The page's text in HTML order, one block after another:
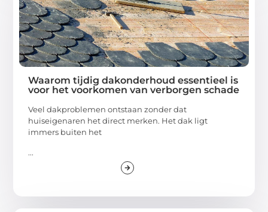
Waarom tijdig dakonderhoud essentieel is
voor het voorkomen van verborgen schade
Veel dakproblemen ontstaan zonder dat
huiseigenaren het direct merken. Het dak ligt
immers buiten het
...